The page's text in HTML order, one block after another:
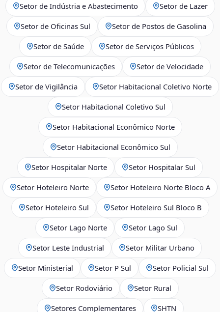
Setor de Indústria e Abastecimento Setor de Lazer
Setor de Oficinas Sul Setor de Postos de Gasolina
Setor de Saúde Setor de Serviços Públicos
Setor de Telecomunicações Setor de Velocidade
Setor de Vigilância Setor Habitacional Coletivo Norte
Setor Habitacional Coletivo Sul
Setor Habitacional Econômico Norte
Setor Habitacional Econômico Sul
Setor Hospitalar Norte Setor Hospitalar Sul
Setor Hoteleiro Norte Setor Hoteleiro Norte Bloco A
Setor Hoteleiro Sul Setor Hoteleiro Sul Bloco B
Setor Lago Norte Setor Lago Sul
Setor Leste Industrial Setor Militar Urbano
Setor Ministerial Setor P Sul Setor Policial Sul
Setor Rodoviário Setor Rural
Setores Complementares SHTN